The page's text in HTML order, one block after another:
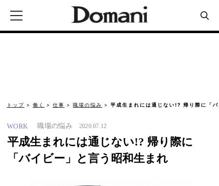
トップ 働く 仕事 職場の悩み 平成生まれには通じない!? 帰り際に「
WORK 職場の悩み 2020.07.12
平成生まれには通じない!? 帰り際に
「バイビー」と言う昭和生まれ